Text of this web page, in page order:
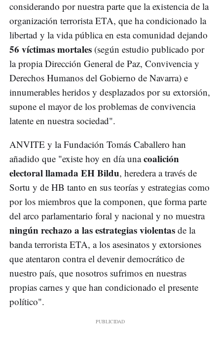
considerando por nuestra parte que la existencia de la
organización terrorista ETA, que ha condicionado la
libertad y la vida pública en esta comunidad dejando
56 víctimas mortales (según estudio publicado por
la propia Dirección General de Paz, Convivencia y
Derechos Humanos del Gobierno de Navarra) e
innumerables heridos y desplazados por su extorsión,
supone el mayor de los problemas de convivencia
latente en nuestra sociedad".
ANVITE y la Fundación Tomás Caballero han
añadido que "existe hoy en día unacoalición
electoral llamada EH Bildu, heredera a través de
Sortu y de HB tanto en sus teorías y estrategias como
por los miembros que la componen, que forma parte
del arco parlamentario foral y nacional y no muestra
ningún rechazo a las estrategias violentas de la
banda terrorista ETA, a los asesinatos y extorsiones
que atentaron contra el devenir democrático de
nuestro país, que nosotros sufrimos en nuestras
propias carnes y que han condicionado el presente
político".